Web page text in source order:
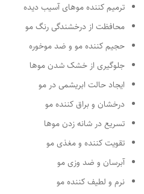
ترمیم کننده موهای آسیب دیده
محافظت از درخشندگی رنگ مو
حجیم کننده مو و ضد موخوره
جلوگیری از خشک شدن موها
ایجاد حالت ابریشمی در مو
درخشان و براق کننده مو
تسریع در شانه زدن موها
تقویت کننده و مغذی مو
آبرسان و ضد وزی مو
نرم و لطیف کننده مو